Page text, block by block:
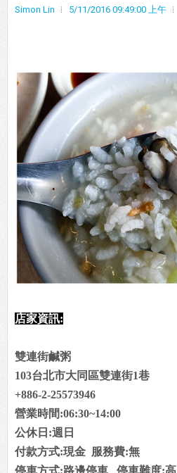
Simon Lin 5/11/2016 09:49:00 上午
店家資訊:
雙連街鹹粥
103台北市大同區雙連街1巷
+886-2-25573946
營業時間:06:30~14:00
公休日:週日
付款方式:現金 服務費:無
停車方式:路邊停車 停車難度:高